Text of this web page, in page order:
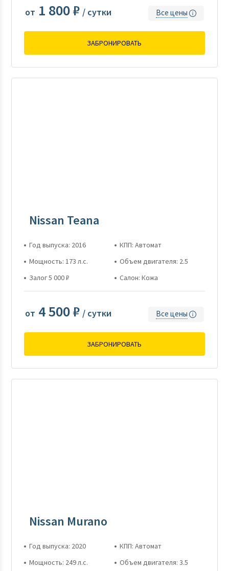
от 1 800 ₽ / сутки Все цены
ЗАБРОНИРОВАТЬ
Nissan Teana
Год выпуска: 2016
КПП: Автомат
Мощность: 173 л.с.
Объем двигателя: 2.5
Залог 5 000 ₽
Салон: Кожа
от 4 500 ₽ / сутки Все цены
ЗАБРОНИРОВАТЬ
Nissan Murano
Год выпуска: 2020
КПП: Автомат
Мощность: 249 л.с.
Объем двигателя: 3.5